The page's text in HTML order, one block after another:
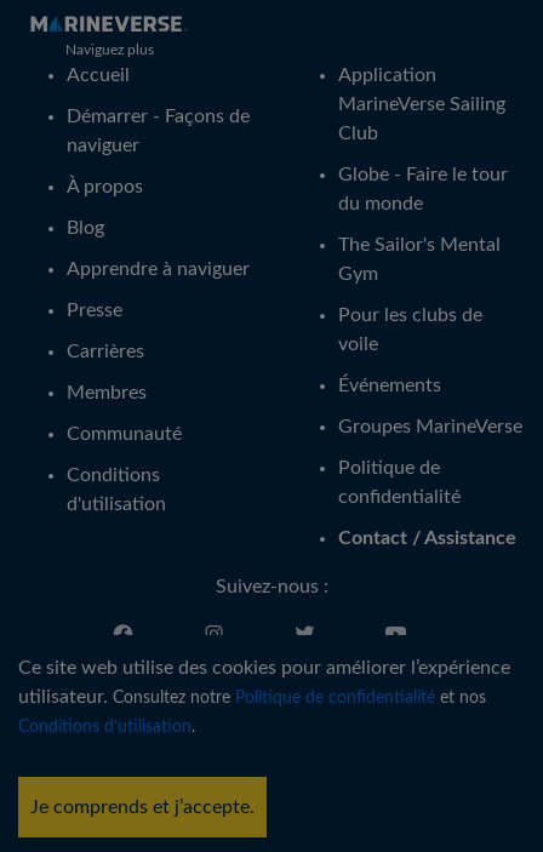
Naviguez plus
Accueil
Démarrer - Façons de
naviguer
À propos
Blog
Apprendre à naviguer
Presse
Carrières
Membres
Communauté
Conditions
d'utilisation
Application
MarineVerse Sailing
Club
Globe - Faire le tour
du monde
The Sailor's Mental
Gym
Pour les clubs de
voile
Événements
Groupes MarineVerse
Politique de
confidentialité
Contact / Assistance
Suivez-nous :
Français
616 895 820.
Ce site web utilise des cookies pour améliorer l’expérience
utilisateur. Consultez notre Politique de confidentialité et nos
Conditions d’utilisation.
Je comprends et j’accepte.